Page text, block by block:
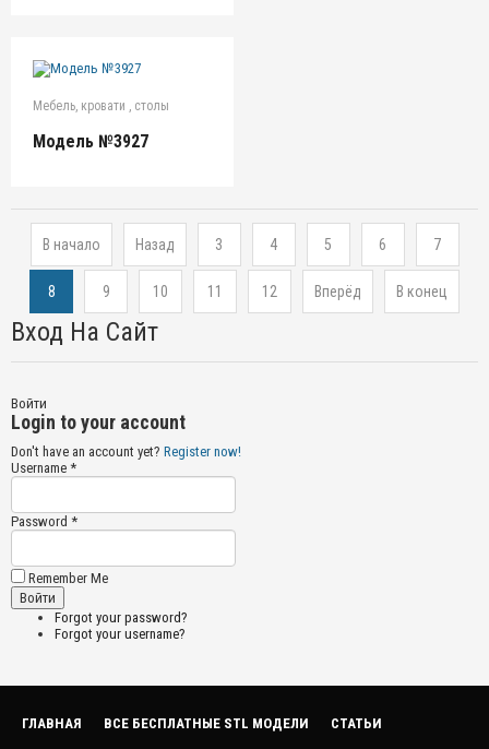
Мебель, кровати , столы
Модель №3927
В начало Назад 3 4 5 6 7
8 9 10 11 12 Вперёд В конец
Вход На Сайт
Войти
Login to your account
Don't have an account yet? Register now!
Username *
Password *
Remember Me
Forgot your password?
Forgot your username?
ГЛАВНАЯ ВСЕ БЕСПЛАТНЫЕ STL МОДЕЛИ СТАТЬИ